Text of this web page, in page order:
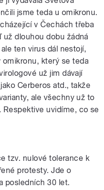
jsme teda u omikronu.
v Čechách třeba
už dlouhou dobu žádná
ten virus dál nestojí,
který se teda
už jim dávají
Cerberos atd., takže
ale všechny už to
uvidíme, co se
tzv. nulové tolerance k
protesty. Jde o
posledních 30 let.